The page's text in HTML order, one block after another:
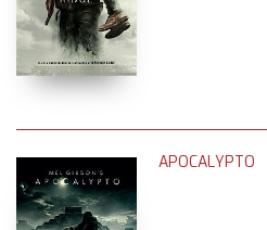
APOCALYPTO